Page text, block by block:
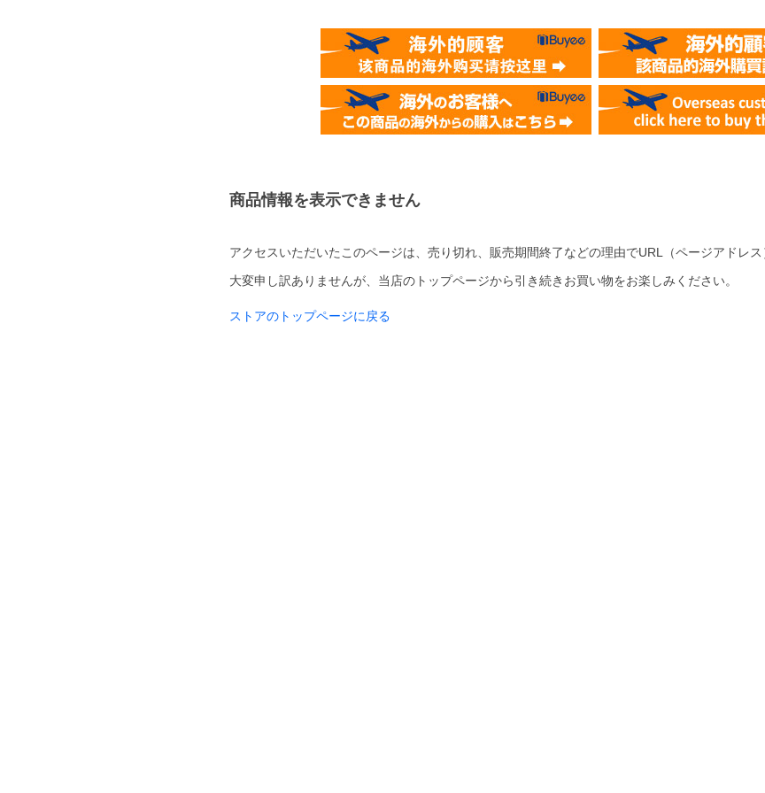
商品情報を表示できません
アクセスいただいたこのページは、売り切れ、販売期間終了などの理由でURL（ページアドレス
大変申し訳ありませんが、当店のトップページから引き続きお買い物をお楽しみください。
ストアのトップページに戻る